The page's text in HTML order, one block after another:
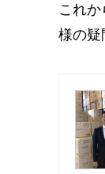
これ
様の疑